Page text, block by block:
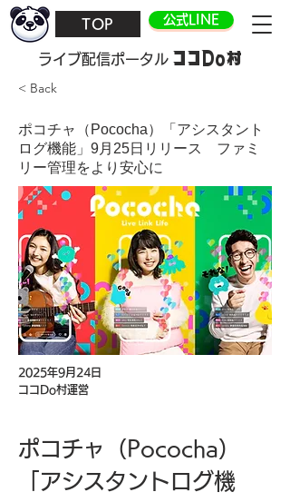
TOP 公式LINE
​ライブ配信ポータル ココDo村
< Back
ポコチャ（Pococha）「アシスタント
ログ機能」9月25日リリース ファミ
リー管理をより安心に
2025年9月24日
ココDo村運営
ポコチャ（Pococha）
「アシスタントログ機